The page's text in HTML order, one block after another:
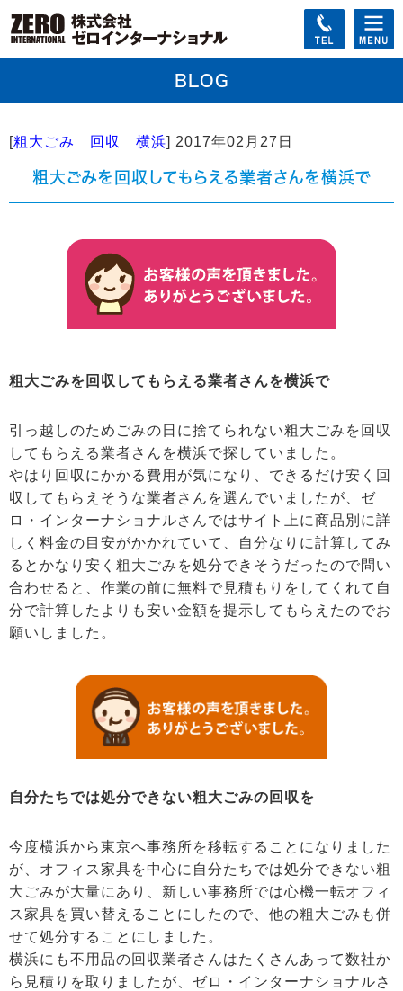
BLOG
[粗大ごみ 回収 横浜] 2017年02月27日
粗大ごみを回収してもらえる業者さんを横浜で
粗大ごみを回収してもらえる業者さんを横浜で
引っ越しのためごみの日に捨てられない粗大ごみを回収
してもらえる業者さんを横浜で探していました。
やはり回収にかかる費用が気になり、できるだけ安く回
収してもらえそうな業者さんを選んでいましたが、ゼ
ロ・インターナショナルさんではサイト上に商品別に詳
しく料金の目安がかかれていて、自分なりに計算してみ
るとかなり安く粗大ごみを処分できそうだったので問い
合わせると、作業の前に無料で見積もりをしてくれて自
分で計算したよりも安い金額を提示してもらえたのでお
願いしました。
自分たちでは処分できない粗大ごみの回収を
今度横浜から東京へ事務所を移転することになりました
が、オフィス家具を中心に自分たちでは処分できない粗
大ごみが大量にあり、新しい事務所では心機一転オフィ
ス家具を買い替えることにしたので、他の粗大ごみも併
せて処分することにしました。
横浜にも不用品の回収業者さんはたくさんあって数社か
ら見積りを取りましたが、ゼロ・インターナショナルさ